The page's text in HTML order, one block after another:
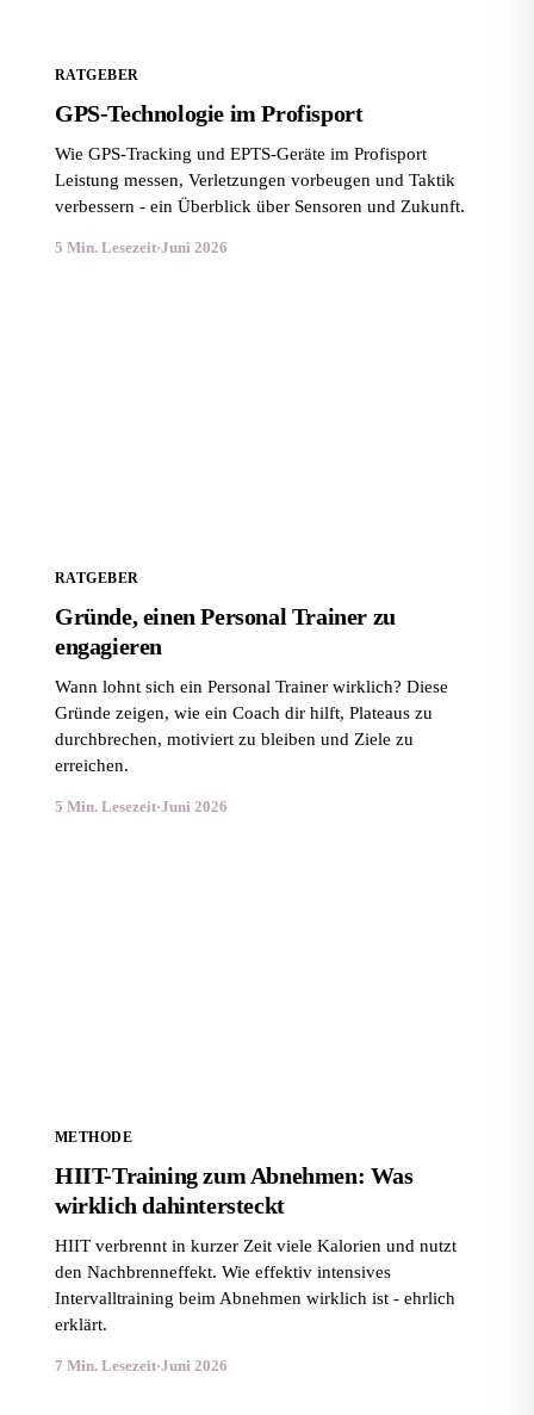
RATGEBER
GPS-Technologie im Profisport
Wie GPS-Tracking und EPTS-Geräte im Profisport
Leistung messen, Verletzungen vorbeugen und Taktik
verbessern - ein Überblick über Sensoren und Zukunft.
5 Min. Lesezeit·Juni 2026
RATGEBER
Gründe, einen Personal Trainer zu
engagieren
Wann lohnt sich ein Personal Trainer wirklich? Diese
Gründe zeigen, wie ein Coach dir hilft, Plateaus zu
durchbrechen, motiviert zu bleiben und Ziele zu
erreichen.
5 Min. Lesezeit·Juni 2026
METHODE
HIIT-Training zum Abnehmen: Was
wirklich dahintersteckt
HIIT verbrennt in kurzer Zeit viele Kalorien und nutzt
den Nachbrenneffekt. Wie effektiv intensives
Intervalltraining beim Abnehmen wirklich ist - ehrlich
erklärt.
7 Min. Lesezeit·Juni 2026